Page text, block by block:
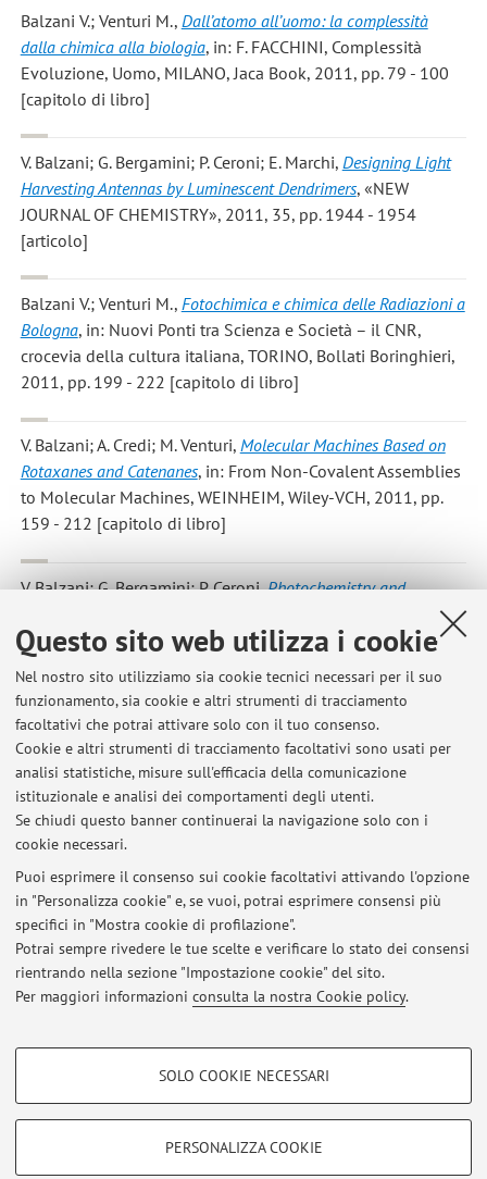
Questo sito web utilizza i cookie
Nel nostro sito utilizziamo sia cookie tecnici necessari per il suo
funzionamento, sia cookie e altri strumenti di tracciamento
facoltativi che potrai attivare solo con il tuo consenso.
Cookie e altri strumenti di tracciamento facoltativi sono usati per
analisi statistiche, misure sull'efficacia della comunicazione
istituzionale e analisi dei comportamenti degli utenti.
Se chiudi questo banner continuerai la navigazione solo con i
cookie necessari.
Puoi esprimere il consenso sui cookie facoltativi attivando l'opzione
in "Personalizza cookie" e, se vuoi, potrai esprimere consensi più
specifici in "Mostra cookie di profilazione".
Potrai sempre rivedere le tue scelte e verificare lo stato dei consensi
rientrando nella sezione "Impostazione cookie" del sito.
Per maggiori informazioni consulta la nostra Cookie policy.
COOKIE DI PROFILAZIONE - FACOLTATIVI
SOLO COOKIE NECESSARI
PERSONALIZZA COOKIE
Balzani V.; Venturi M., Dall’atomo all’uomo: la complessità
dalla chimica alla biologia, in: F. FACCHINI, Complessità
Evoluzione, Uomo, MILANO, Jaca Book, 2011, pp. 79 - 100
[capitolo di libro]
V. Balzani; G. Bergamini; P. Ceroni; E. Marchi, Designing Light
Harvesting Antennas by Luminescent Dendrimers, «NEW
JOURNAL OF CHEMISTRY», 2011, 35, pp. 1944 - 1954
[articolo]
Balzani V.; Venturi M., Fotochimica e chimica delle Radiazioni a
Bologna, in: Nuovi Ponti tra Scienza e Società – il CNR,
crocevia della cultura italiana, TORINO, Bollati Boringhieri,
2011, pp. 199 - 222 [capitolo di libro]
V. Balzani; A. Credi; M. Venturi, Molecular Machines Based on
Rotaxanes and Catenanes, in: From Non-Covalent Assemblies
to Molecular Machines, WEINHEIM, Wiley-VCH, 2011, pp.
159 - 212 [capitolo di libro]
V. Balzani; G. Bergamini; P. Ceroni,Photochemistry and
Advances in inorganic chemistry - Inorganic Photochemistry,
di libro]
1 2 3 4 5
Ultimi avvisi
Appelli di esame del Corso Interdisciplinare Scienza e Societa'
Pubblicato il: 12 giugno 2009
Area riservata
Accedi tramiteloginper gestire tutti i contenuti del sito.